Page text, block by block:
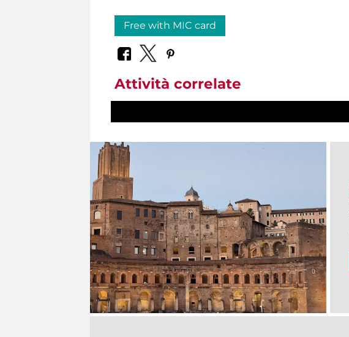
Free with MIC card
Attività correlate